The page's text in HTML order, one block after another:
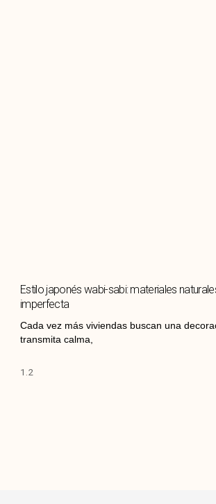
Estilo japonés wabi-sabi: materiales
imperfecta
Cada vez más viviendas buscan una
transmita calma,